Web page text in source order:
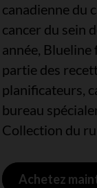
canadienne du
cancer du sein
année, Blueline
partie des
planificateurs,
bureau
Collection du
Achetez